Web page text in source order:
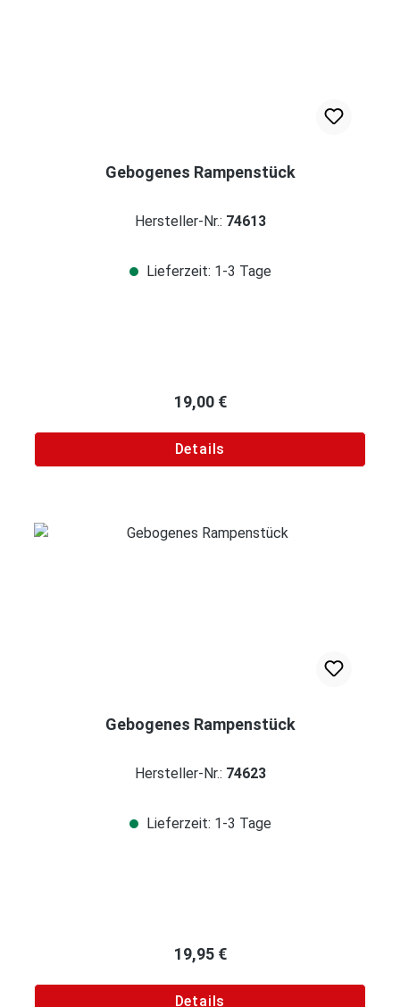
Gebogenes Rampenstück
Hersteller-Nr.: 74613
Lieferzeit: 1-3 Tage
Regulärer Preis:
19,00 €
Details
Gebogenes Rampenstück
Hersteller-Nr.: 74623
Lieferzeit: 1-3 Tage
Regulärer Preis:
19,95 €
Details